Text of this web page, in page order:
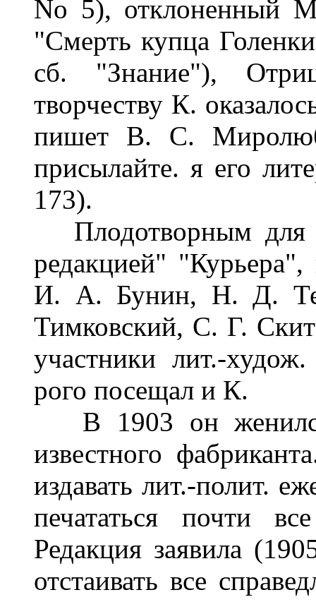
No 5), отклоненный
"Смерть купца
сб. "Знание"),
творчеству К.
пишет В. С.
присылайте. я его
173).
Плодотворным для
редакцией"
И. А. Бунин, Н. Д.
Тимковский, С. Г.
участники лит.-
рого посещал и К.
В 1903 он
известного
издавать лит.-полит.
печататься почти
Редакция заявила
отстаивать все